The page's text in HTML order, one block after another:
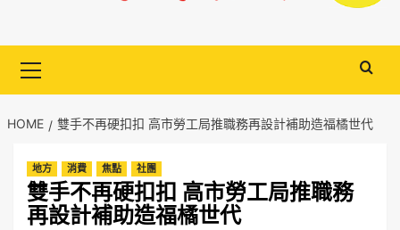
Menu
HOME 雙手不再硬扣扣 高市勞工局推職務再設計補助造福橘世代
地方 消費 焦點 社團
雙手不再硬扣扣 高市勞工局推職務
再設計補助造福橘世代